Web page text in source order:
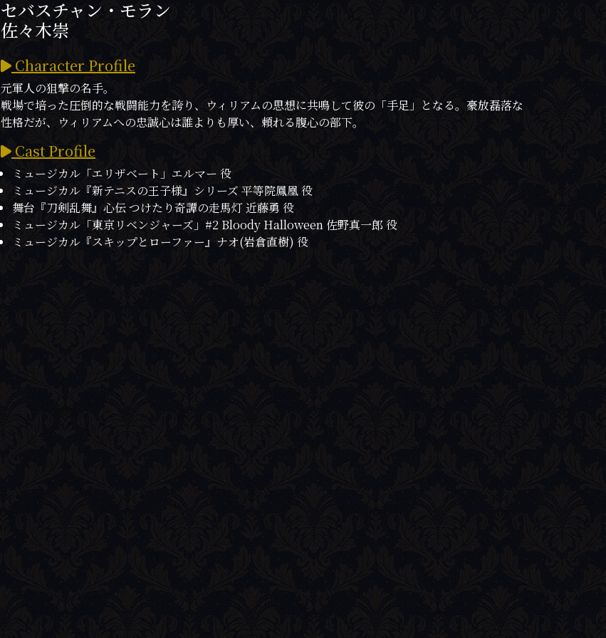
セバスチャン・モラン
佐々木崇
Character Profile
元軍人の狙撃の名手。
戦場で培った圧倒的な戦闘能力を誇り、ウィリアムの思想に共鳴して彼の「手足」となる。豪放磊落な
性格だが、ウィリアムへの忠誠心は誰よりも厚い、頼れる腹心の部下。
Cast Profile
ミュージカル「エリザベート」エルマー 役
ミュージカル『新テニスの王子様』シリーズ 平等院鳳凰 役
舞台『刀剣乱舞』心伝 つけたり奇譚の走馬灯 近藤勇 役
ミュージカル「東京リベンジャーズ」#2 Bloody Halloween 佐野真一郎 役
ミュージカル『スキップとローファー』ナオ(岩倉直樹) 役